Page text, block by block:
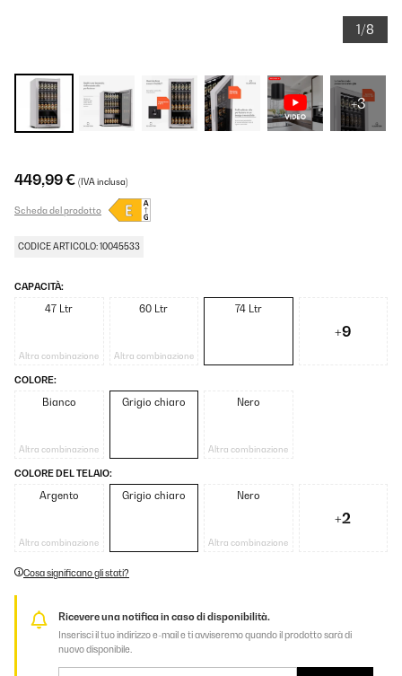
1/8
+3
449,99 € (IVA inclusa)
Scheda del prodotto
CODICE ARTICOLO: 10045533
CAPACITÀ:
47 Ltr
Altra combinazione
60 Ltr
Altra combinazione
74 Ltr
+9
COLORE:
Bianco
Altra combinazione
Grigio chiaro Nero
Altra combinazione
COLORE DEL TELAIO:
Argento
Altra combinazione
Grigio chiaro Nero
Altra combinazione
+2
Cosa significano gli stati?
Ricevere una notifica in caso di disponibilità.
Inserisci il tuo indirizzo e-mail e ti avviseremo quando il prodotto sarà di
nuovo disponibile.